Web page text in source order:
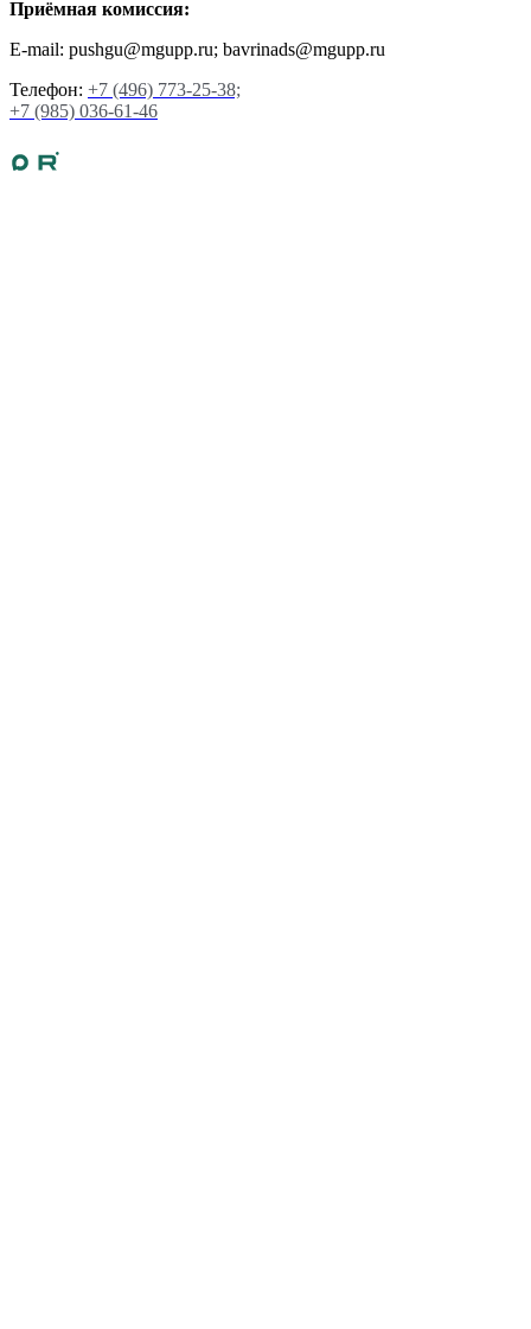
Приёмная комиссия:
E-mail: pushgu@mgupp.ru; bavrinads@mgupp.ru
Телефон: +7 (496) 773-25-38;
+7 (985) 036-61-46